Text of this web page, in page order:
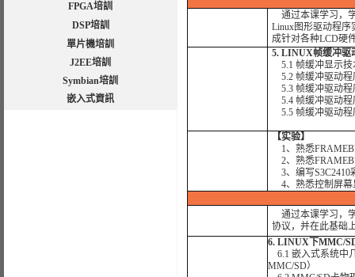
FPGA培訓
DSP培訓
單片機培訓
J2EE培訓
Symbian培訓
嵌入式資訊
通过本课学习，
Linux图形驱动程序
成针对各种LCD硬
5. LINUX帧缓冲驱
5.1 帧缓冲显示技
5.2 帧缓冲驱动程
5.3 帧缓冲驱动程
5.4 帧缓冲驱动程
5.5 帧缓冲驱动程
【实验】
1、熟悉
2、熟悉
3、编写S3C2410
4、熟悉控制屏幕
通过本课学习，
协议，并在此基础
6. LINUX下MMC/
6.1 嵌入式系统中
MMC/SD）